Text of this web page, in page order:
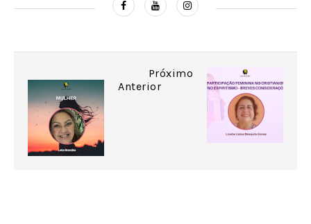
Próximo
Anterior